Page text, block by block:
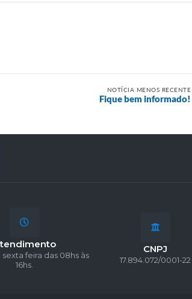
NOTÍCIA MENOS RECENTE
Fique bem informado!
feira das 08hs às
16hs.
CNPJ
17.894.072/0001-22